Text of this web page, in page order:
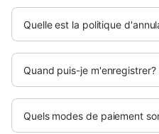
Quelle est la politique
Quand puis-je m'enregistrer?
Quels modes de paiement